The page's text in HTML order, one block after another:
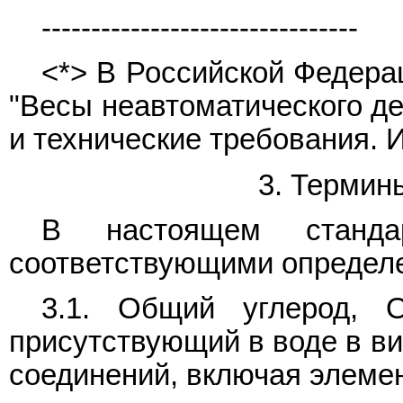
--------------------------------
<*> В Российской
"Весы неавтоматического
и технические требования.
3.
В настоящем
соответствующими
3.1. Общий углерод,
присутствующий в воде в
соединений, включая